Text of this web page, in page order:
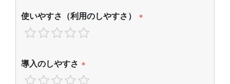
使いやすさ（利用のしやすさ） *
導入のしやすさ *